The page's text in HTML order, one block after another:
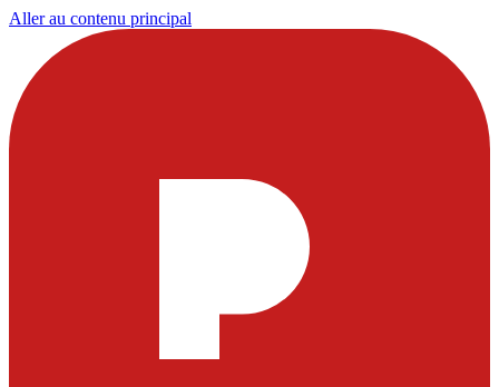
Aller au contenu principal